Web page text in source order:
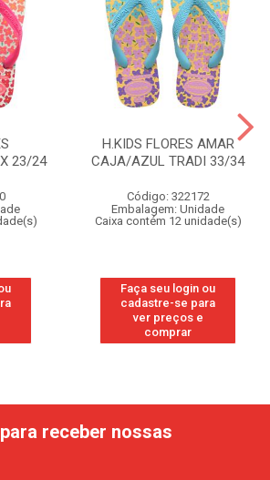
23/24
H.KIDS FLORES AMAR
CAJA/AZUL TRADI 33/34
Código: 322172
Embalagem: Unidade
Caixa contém 12 unidade(s)
Faça seu login ou
cadastre-se para
ver preços e
comprar
receber nossas